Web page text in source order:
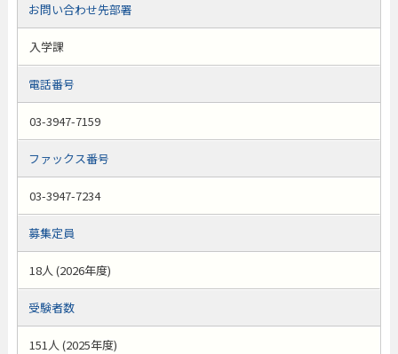
お問い合わせ先部署
入学課
電話番号
03-3947-7159
ファックス番号
03-3947-7234
募集定員
18人 (2026年度)
受験者数
151人 (2025年度)